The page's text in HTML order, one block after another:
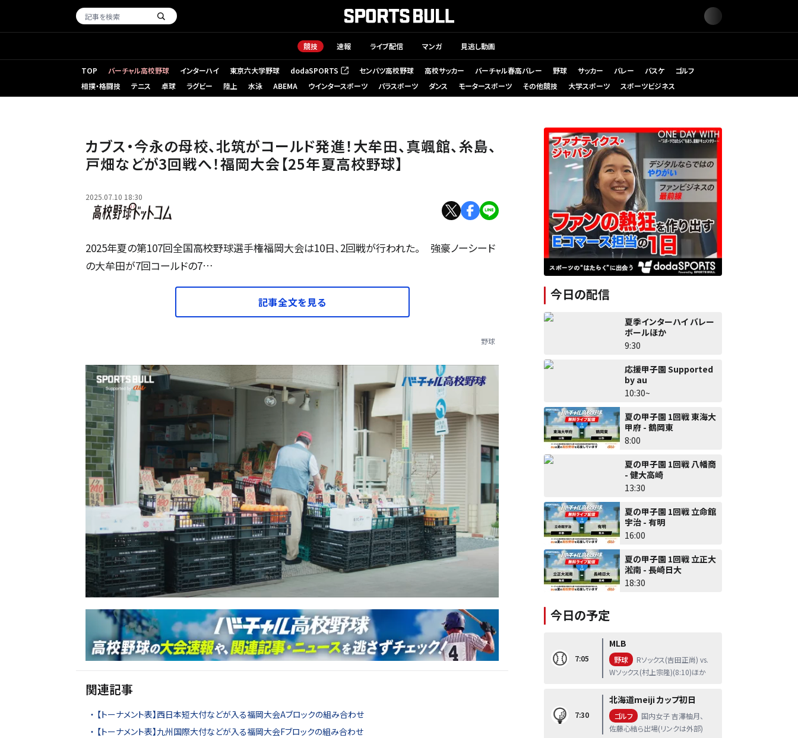
競技 速報 ライブ配信 マンガ 見逃し動画
TOP バーチャル高校野球 インターハイ 東京六大学野球 dodaSPORTS
（新しいタブで開く） センバツ高校野球 高校サッカー バーチャル春高バレー 野球 サッカー バレー バスケ
ゴルフ
相撲・格闘技
テニス 卓球 ラグビー 陸上 水泳 ABEMA ウインタースポーツ パラスポーツ ダンス モータースポーツ その他競技 大学スポーツ スポーツビジネス
カブス・今永の母校、北筑がコールド発進！大牟田、真颯館、糸島、
戸畑などが3回戦へ！福岡大会【25年夏高校野球】
2025.07.10 18:30
2025年夏の第107回全国高校野球選手権福岡大会は10日、2回戦が行われた。 強豪ノーシード
の大牟田が7回コールドの7…
記事全文を見る
野球
関連記事
【トーナメント表】西日本短大付などが入る福岡大会Aブロックの組み合わせ
【トーナメント表】九州国際大付などが入る福岡大会Fブロックの組み合わせ
今日の配信
夏季インターハイ バレー
ボールほか
9:30
応援甲子園 Supported
by au
10:30~
夏の甲子園 1回戦 東海大
甲府 - 鶴岡東
8:00
夏の甲子園 1回戦 八幡商
- 健大高崎
13:30
夏の甲子園 1回戦 立命館
宇治 - 有明
16:00
夏の甲子園 1回戦 立正大
淞南 - 長崎日大
18:30
今日の予定
7:05
MLB
野球
Rソックス(吉田正尚) vs.
Wソックス(村上宗隆)(8:10)ほか
7:30
北海道meiji カップ初日
ゴルフ
国内女子 吉澤柚月、
佐藤心結ら出場(リンクは外部)